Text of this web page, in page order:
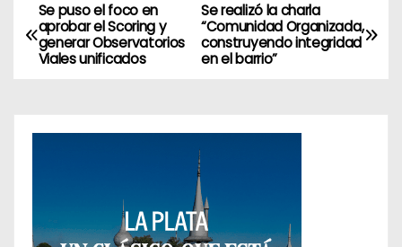
N
a
e
Se realizó la charla
“Comunidad Organizada,
construyendo integridad
en el barrio”
Se puso el foco en
aprobar el Scoring y
generar Observatorios
Viales unificados